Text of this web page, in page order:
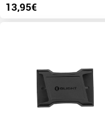
13,95€